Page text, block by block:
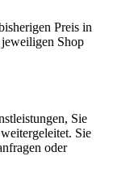
Preis in
Shop
Sie
Sie
oder